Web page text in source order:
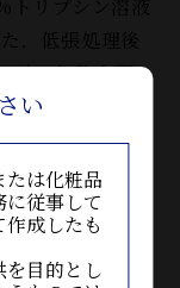
トリプシン溶液
．低張処理後
で細胞を固
乾燥後，
，各処理群あ
体構造異常及
を算出した．
未満を陰性
，10%以上を陽
い
たは化粧品
従事して
成したも
目的とし